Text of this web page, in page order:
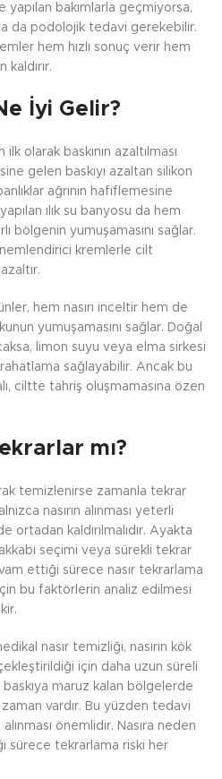
bakımlarla geçmiyorsa,
da podolojik tedavi gerekebilir.
hem hızlı sonuç verir hem
İyi Gelir?
ilk olarak baskının azaltılması
gelen baskıyı azaltan silikon
ağrının hafiflemesine
ılık su banyosu da hem
bölgenin yumuşamasını sağlar.
kremlerle cilt
hem nasırı inceltir hem de
yumuşamasını sağlar. Doğal
limon suyu veya elma sirkesi
rahatlama sağlayabilir. Ancak bu
ciltte tahriş oluşmamasına özen
mı?
temizlenirse zamanla tekrar
nasırın alınması yeterli
kaldırılmalıdır. Ayakta
seçimi veya sürekli tekrar
ettiği sürece nasır tekrarlama
bu faktörlerin analiz edilmesi
nasır temizliği, nasırın kök
için daha uzun süreli
maruz kalan bölgelerde
vardır. Bu yüzden tedavi
önemlidir. Nasıra neden
sürece tekrarlama riski her